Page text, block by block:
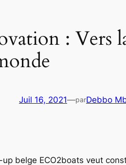
: Vers
Juil 16, 2021—parDebbo
belge ECO2boats veut